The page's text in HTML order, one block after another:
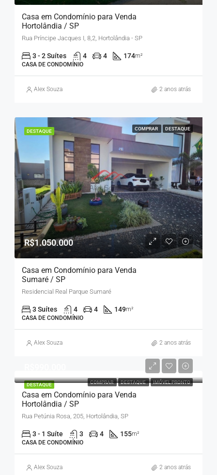
Casa em Condomínio para Venda
Hortolândia / SP
Rua Príncipe Jacques I, 8,2, Hortolândia - SP
3 - 2 Suítes 4 4 174m²
CASA DE CONDOMÍNIO
Alex Souza 2 anos atrás
DESTAQUE COMPRAR DESTAQUE
R$1.050.000
Casa em Condomínio para Venda
Sumaré / SP
Residencial Real Parque Sumaré
3 Suítes 4 4 149m²
CASA DE CONDOMÍNIO
Alex Souza 2 anos atrás
DESTAQUE COMPRAR DESTAQUE IMÓVEL PRONTO
Casa em Condomínio para Venda
Hortolândia / SP
Rua Petúnia Rosa, 205, Hortolândia, SP
3 - 1 Suíte 3 4 155m²
CASA DE CONDOMÍNIO
Alex Souza 2 anos atrás